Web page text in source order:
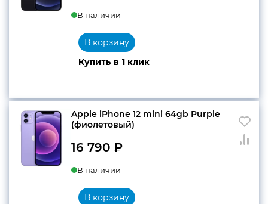
В наличии
Купить в 1 клик
В корзину
Apple iPhone 12 mini 64gb Purple
(фиолетовый)
16 790 ₽
В наличии
В корзину